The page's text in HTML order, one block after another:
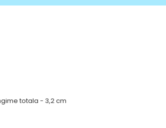
totala - 3,2 cm